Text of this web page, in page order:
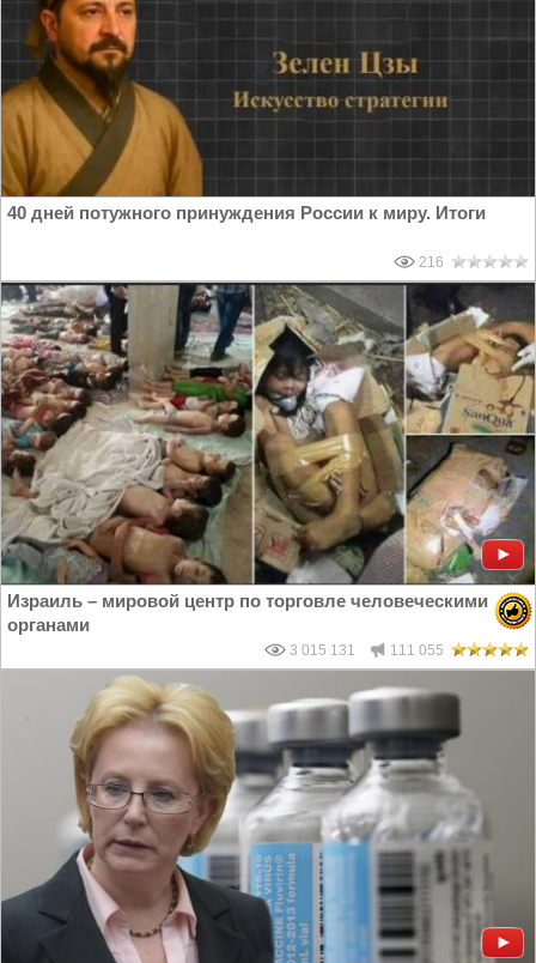
40 дней потужного принуждения России к миру. Итоги
216
Израиль – мировой центр по торговле человеческими
органами
3 015 131 111 055